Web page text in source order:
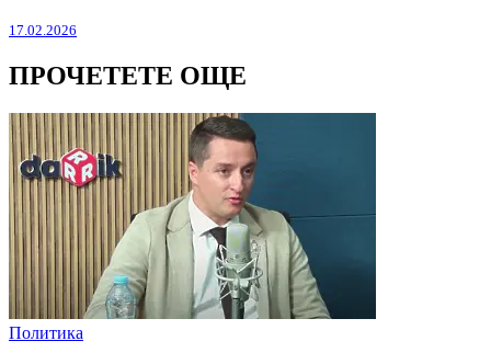
17.02.2026
ПРОЧЕТЕТЕ ОЩЕ
Политика